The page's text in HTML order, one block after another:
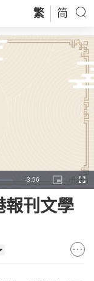
繁 简
Remaining
Time
-3:56
Picture-
in-
報刊文學